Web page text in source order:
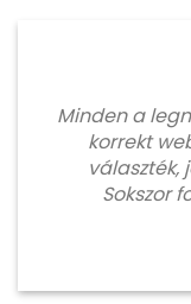
Minden a
korrekt
választék,
Sokszor